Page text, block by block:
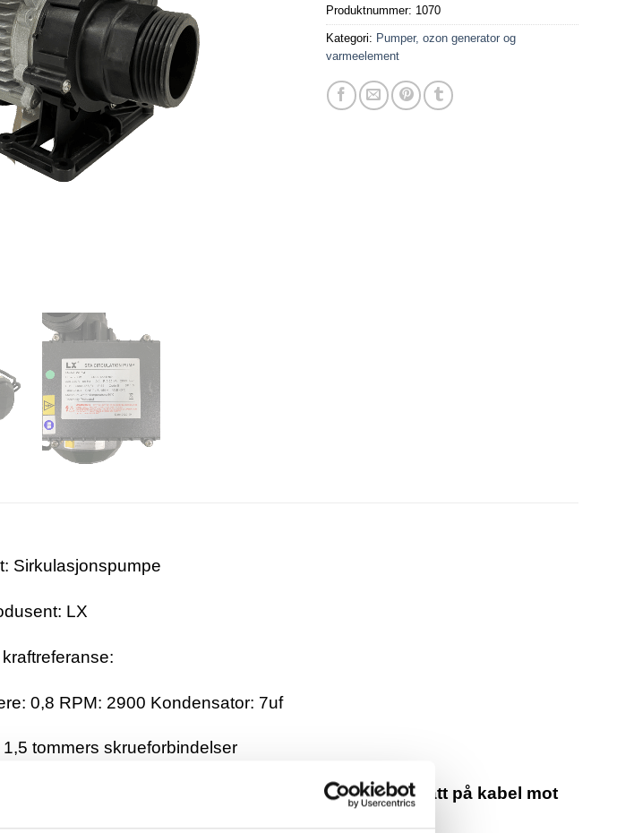
Produktnummer: 1070
Kategori: Pumper, ozon generator og
varmeelement
Sirkulasjonspumpe
LX
0,8 RPM: 2900 Kondensator: 7uf
tommers skrueforbindelser
Så bruk eksisterende kabel eller avtal å få satt på kabel mot